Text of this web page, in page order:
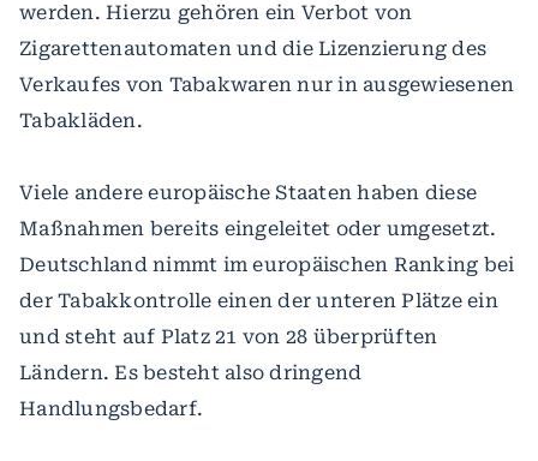
werden. Hierzu gehören ein Verbot von
Zigarettenautomaten und die Lizenzierung des
Verkaufes von Tabakwaren nur in ausgewiesenen
Tabakläden.
Viele andere europäische Staaten haben diese
Maßnahmen bereits eingeleitet oder umgesetzt.
Deutschland nimmt im europäischen Ranking bei
der Tabakkontrolle einen der unteren Plätze ein
und steht auf Platz 21 von 28 überprüften
Ländern. Es besteht also dringend
Handlungsbedarf.